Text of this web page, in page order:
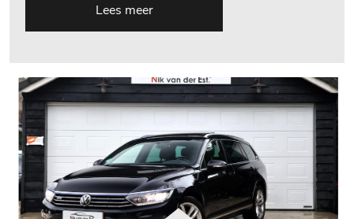
Lees meer